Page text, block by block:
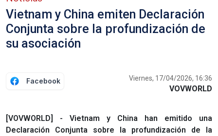
Vietnam y China emiten Declaración
Conjunta sobre la profundización de
su asociación
Facebook Viernes, 17/04/2026, 16:36
VOVWORLD
[VOVWORLD] - Vietnam y China han emitido una
Declaración Conjunta sobre la profundización de la